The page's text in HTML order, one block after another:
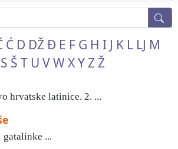
Ć D DŽĐ E F G H I J K L LJ M
S Š T U VW XYZŽ
hrvatske latinice. 2. ...
...